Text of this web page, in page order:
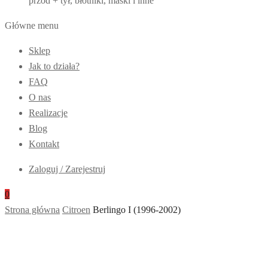
Główne menu
Sklep
Jak to działa?
FAQ
O nas
Realizacje
Blog
Kontakt
Zaloguj / Zarejestruj
0
Strona główna Citroen Berlingo I (1996-2002)